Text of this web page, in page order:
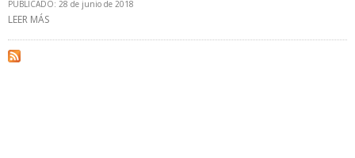
PUBLICADO: 28 de junio de 2018
LEER MÁS